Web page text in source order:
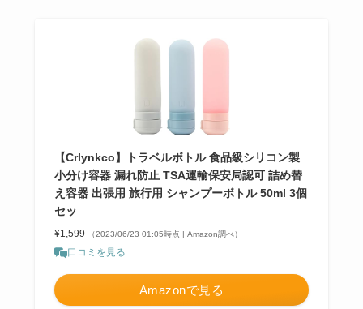
【Crlynkco】トラベルボトル 食品級シリコン製
小分け容器 漏れ防止 TSA運輸保安局認可 詰め替
え容器 出張用 旅行用 シャンプーボトル 50ml 3個
セッ
¥1,599 （2023/06/23 01:05時点 | Amazon調べ）
口コミを見る
Amazonで見る